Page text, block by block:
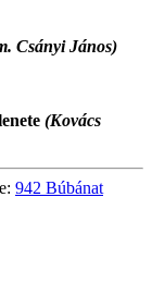
Csányi János)
(Kovács
942 Búbánat